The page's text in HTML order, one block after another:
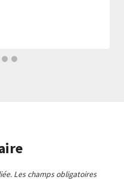
Les champs obligatoires